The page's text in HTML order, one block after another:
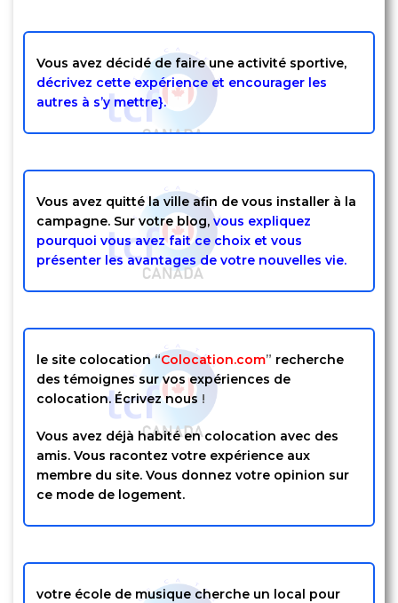
Vous avez décidé de faire une activité sportive,
décrivez cette expérience et encourager les
autres à s’y mettre}.
Vous avez quitté la ville afin de vous installer à la
campagne. Sur votre blog, vous expliquez
pourquoi vous avez fait ce choix et vous
présenter les avantages de votre nouvelles vie.
le site colocation“Colocation.com” recherche
des témoignes sur vos expériences de
colocation. Écrivez nous !
Vous avez déjà habité en colocation avec des
amis. Vous racontez votre expérience aux
membre du site. Vous donnez votre opinion sur
ce mode de logement.
votre école de musique cherche un local pour